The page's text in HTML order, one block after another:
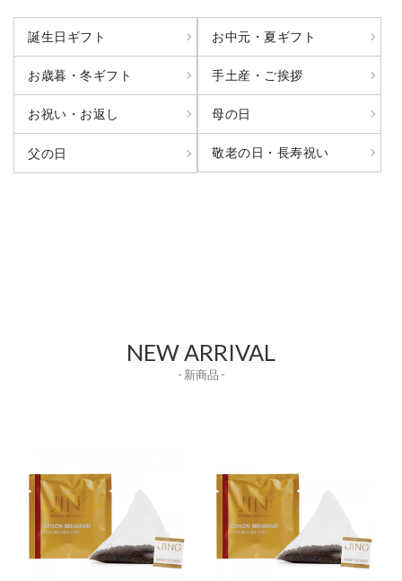
誕生日ギフト お中元・夏ギフト
お歳暮・冬ギフト 手土産・ご挨拶
お祝い・お返し 母の日
父の日 敬老の日・長寿祝い
NEW ARRIVAL
- 新商品 -